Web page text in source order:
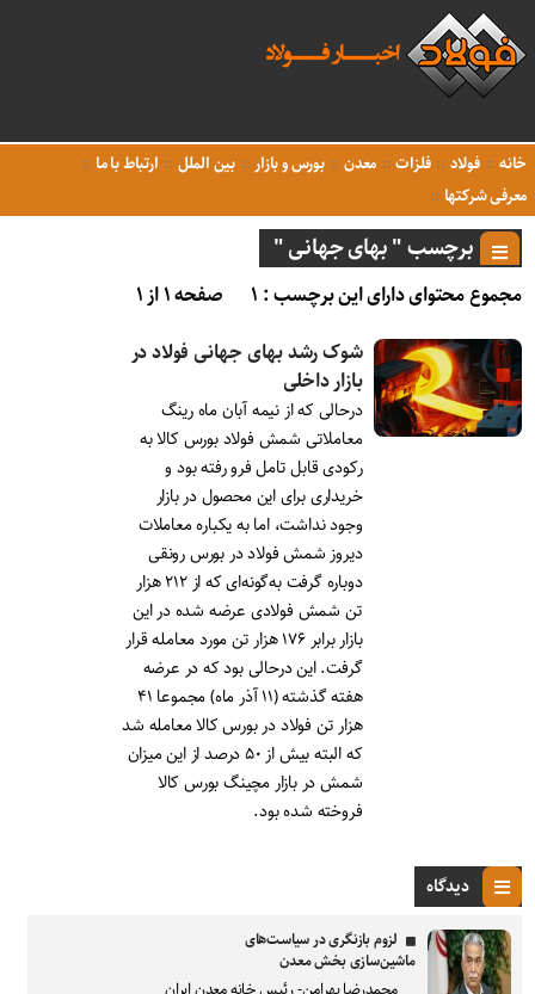
خانه فولاد فلزات معدن بورس و بازار بین الملل
ارتباط با ما
معرفی شرکتها
برچسب " بهای جهانی "
مجموع محتوای دارای این برچسب : ۱
صفحه ۱ از ۱
شوک رشد بهای جهانی فولاد در
بازار داخلی
درحالی که از نیمه آبان ماه رینگ
معاملاتی شمش فولاد بورس کالا به
رکودی قابل تامل فرو رفته بود و
خریداری برای این محصول در بازار
وجود نداشت، اما به یکباره معاملات
دیروز شمش فولاد در بورس رونقی
دوباره گرفت به‌گونه‌ای که از ۲۱۲ هزار
تن شمش فولادی عرضه شده در این
بازار برابر ۱۷۶ هزار تن مورد معامله قرار
گرفت. این درحالی بود که در عرضه
هفته گذشته (۱۱ آذر ماه) مجموعا ۴۱
هزار تن فولاد در بورس کالا معامله شد
که البته بیش از ۵۰ درصد از این میزان
شمش در بازار مچینگ بورس کالا
فروخته شده بود.
دیدگاه
لزوم بازنگری در سیاست‌های
ماشین‌سازی بخش معدن